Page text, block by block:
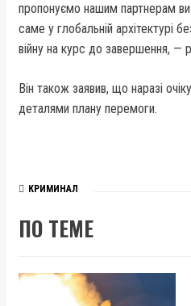
пропонуємо нашим партнерам
саме у глобальній архітектурі
війну на курс до завершення, —
Він також заявив, що наразі
деталями плану перемоги.
КРИМИНАЛ
ПО ТЕМЕ